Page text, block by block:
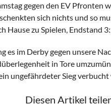
gegen den EV Pfronten
sich nichts und so
Hause zu Spielen, Endstand
es im Derby gegen unsere
in Tore
ungefährdeter Sieg verbucht
Diesen Artikel